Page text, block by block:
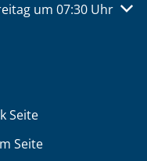
Schließzeiten
um 07:30 Uhr
Seite
Seite